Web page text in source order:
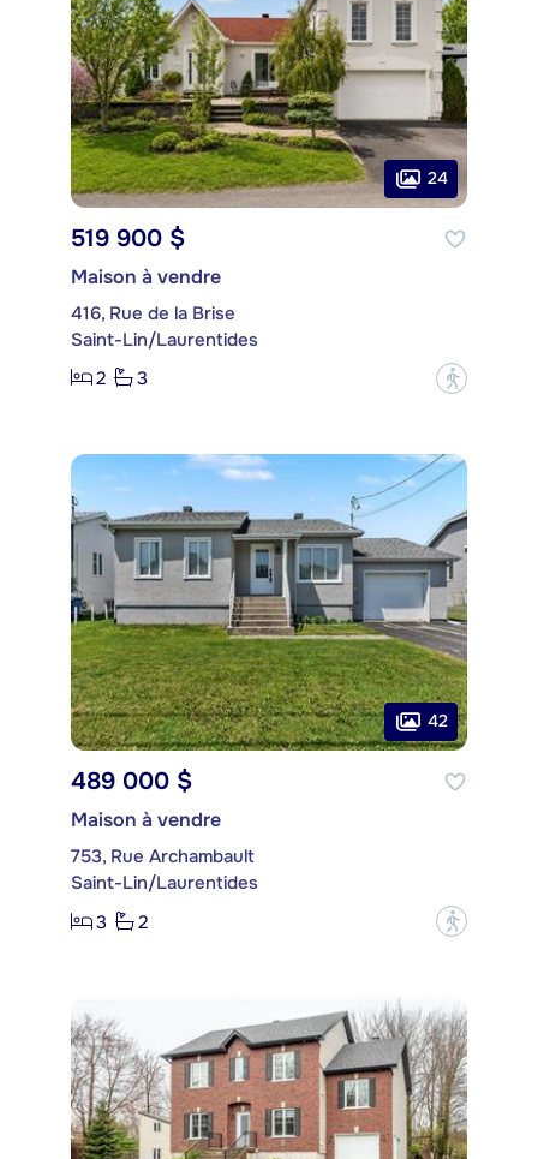
24
519 900 $
Maison à vendre
416, Rue de la Brise
Saint-Lin/Laurentides
2
3 ?
42
489 000 $
Maison à vendre
753, Rue Archambault
Saint-Lin/Laurentides
3
2 ?